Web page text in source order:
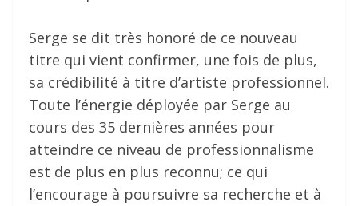
Serge se dit très honoré de ce nouveau
titre qui vient confirmer, une fois de plus,
sa crédibilité à titre d’artiste professionnel.
Toute l’énergie déployée par Serge au
cours des 35 dernières années pour
atteindre ce niveau de professionnalisme
est de plus en plus reconnu; ce qui
l’encourage à poursuivre sa recherche et à